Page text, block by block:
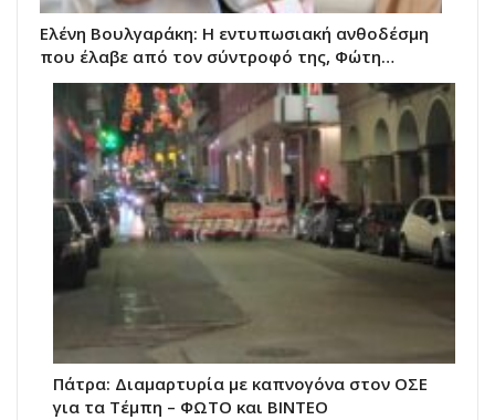
Ελένη Βουλγαράκη: Η εντυπωσιακή ανθοδέσμη
που έλαβε από τον σύντροφό της, Φώτη…
Πάτρα: Διαμαρτυρία με καπνογόνα στον ΟΣΕ
για τα Τέμπη – ΦΩΤΟ και ΒΙΝΤΕΟ